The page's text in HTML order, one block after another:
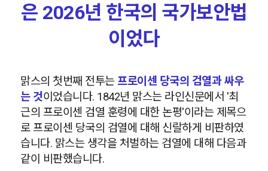
은 2026년 한국의 국가보안법
이었다
맑스의 첫번째 전투는프로이센 당국의 검열과 싸우
는 것이었습니다. 1842년 맑스는 라인신문에서 '최
근의 프로이센 검열 훈령에 대한 논평'이라는 제목으
로 프로이센 당국의 검열에 대해 신랄하게 비판하였
습니다. 맑스는 생각을 처벌하는 검열에 대해 다음과
같이 비판했습니다.